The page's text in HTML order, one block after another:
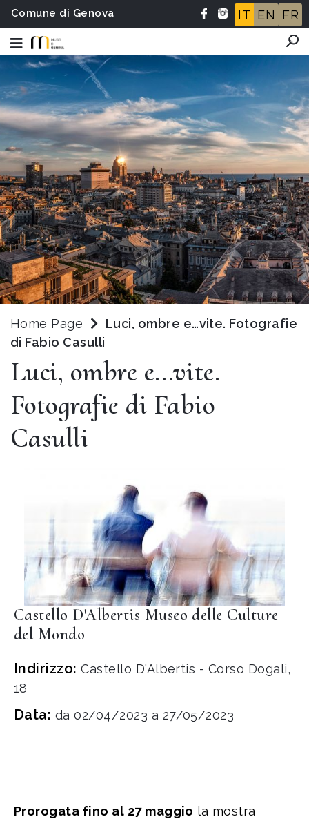
Comune di Genova IT EN FR
Home Page
Luci, ombre e…vite. Fotografie
di Fabio Casulli
Luci, ombre e…vite.
Fotografie di Fabio
Casulli
Castello D'Albertis Museo delle Culture
del Mondo
Indirizzo:Castello D'Albertis - Corso Dogali,
18
Data: da 02/04/2023 a 27/05/2023
Prorogata fino al 27 maggio la mostra